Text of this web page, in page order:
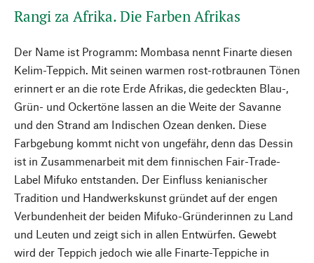
Rangi za Afrika. Die Farben Afrikas
Der Name ist Programm: Mombasa nennt Finarte diesen
Kelim-Teppich. Mit seinen warmen rost-rotbraunen Tönen
erinnert er an die rote Erde Afrikas, die gedeckten Blau-,
Grün- und Ockertöne lassen an die Weite der Savanne
und den Strand am Indischen Ozean denken. Diese
Farbgebung kommt nicht von ungefähr, denn das Dessin
ist in Zusammenarbeit mit dem finnischen Fair-Trade-
Label Mifuko entstanden. Der Einfluss kenianischer
Tradition und Handwerkskunst gründet auf der engen
Verbundenheit der beiden Mifuko-Gründerinnen zu Land
und Leuten und zeigt sich in allen Entwürfen. Gewebt
wird der Teppich jedoch wie alle Finarte-Teppiche in